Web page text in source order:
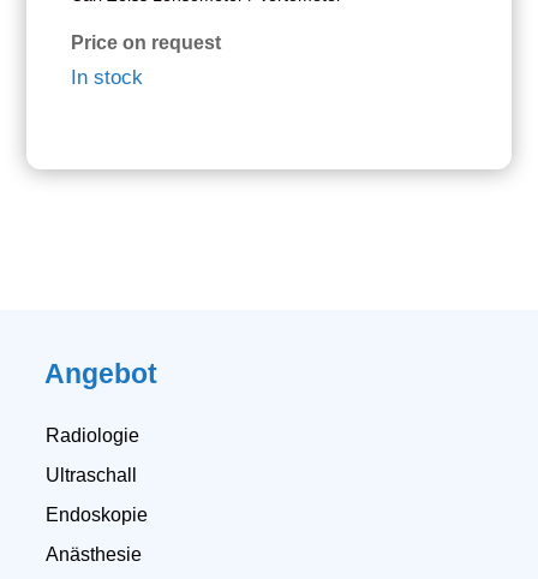
Price on request
In stock
Angebot
Radiologie
Ultraschall
Endoskopie
Anästhesie